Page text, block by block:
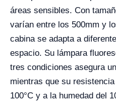
áreas sensibles. Con
varían entre los 500mm y
cabina se adapta a
espacio. Su lámpara
tres condiciones asegura
mientras que su
100°C y a la humedad del